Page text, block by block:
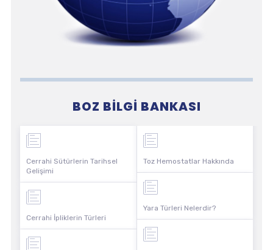
BOZ BILGI BANKASI
Cerrahi Sütürlerin Tarihsel
Gelişimi
Cerrahi İpliklerin Türleri
Toz Hemostatlar Hakkında
Yara Türleri Nelerdir?